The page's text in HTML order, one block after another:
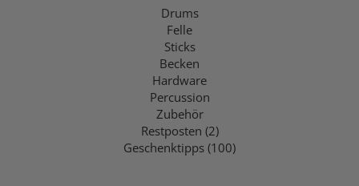
Drums
Felle
Sticks
Becken
Hardware
Percussion
Zubehör
Restposten (2)
Geschenktipps (100)